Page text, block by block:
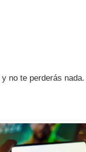
y no te perderás nada.